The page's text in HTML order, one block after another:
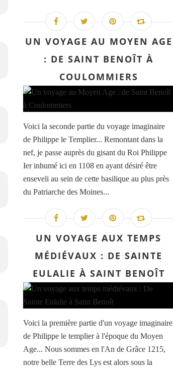
UN VOYAGE AU MOYEN AGE
: DE SAINT BENOÎT À
COULOMMIERS
Voici la seconde partie du voyage imaginaire
de Philippe le Templier... Remontant dans la
nef, je passe auprès du gisant du Roi Philippe
Ier inhumé ici en 1108 en ayant désiré être
enseveli au sein de cette basilique au plus près
du Patriarche des Moines...
UN VOYAGE AUX TEMPS
MÉDIÉVAUX : DE SAINTE
EULALIE À SAINT BENOÎT
Voici la première partie d'un voyage imaginaire
de Philippe le templier à l'époque du Moyen
Age... Nous sommes en l'An de Grâce 1215,
notre belle Terre des Lys est alors sous la